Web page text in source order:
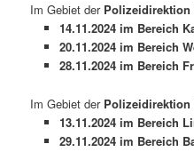
Im Gebiet der Polizeidirektion
14.11.2024 im Bereich
20.11.2024 im Bereich
28.11.2024 im Bereich
Im Gebiet der Polizeidirektion
13.11.2024 im Bereich
29.11.2024 im Bereich